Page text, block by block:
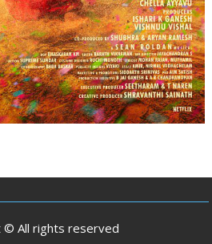
© All rights reserved